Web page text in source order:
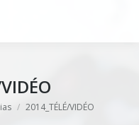
2014_TÉLÉ/VIDÉO